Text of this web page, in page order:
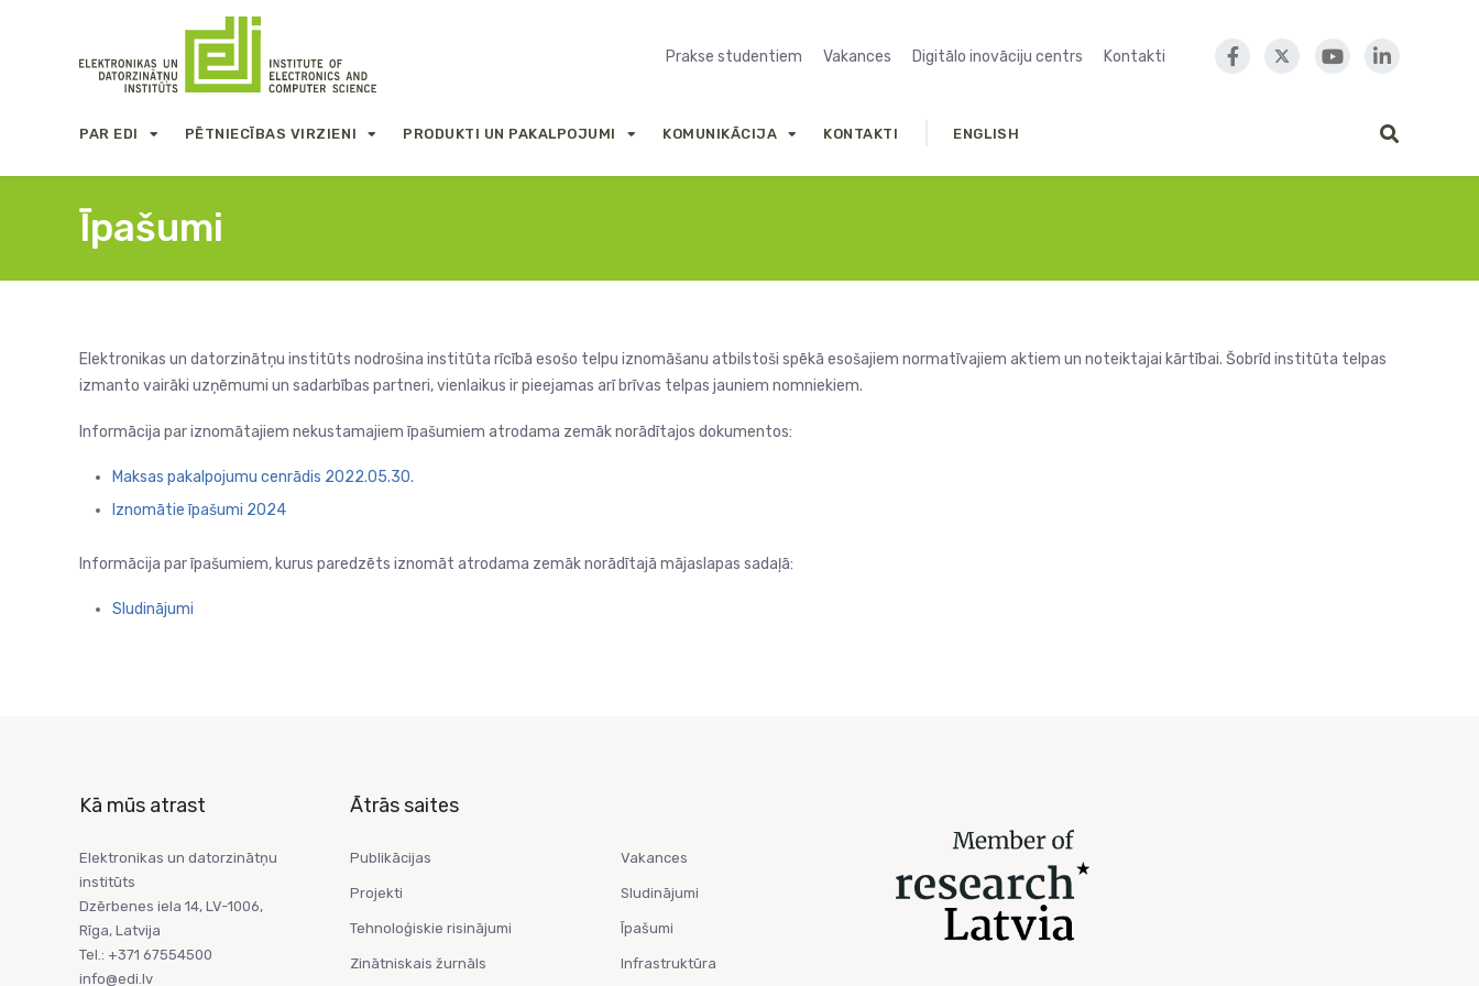
Prakse studentiem Vakances Digitālo inovāciju centrs Kontakti
PAR EDI PĒTNIECĪBAS VIRZIENI PRODUKTI UN PAKALPOJUMI KOMUNIKĀCIJA KONTAKTI ENGLISH
Īpašumi
Elektronikas un datorzinātņu institūts nodrošina institūta rīcībā esošo telpu iznomāšanu atbilstoši spēkā esošajiem normatīvajiem aktiem un noteiktajai kārtībai. Šobrīd institūta telpas
izmanto vairāki uzņēmumi un sadarbības partneri, vienlaikus ir pieejamas arī brīvas telpas jauniem nomniekiem.
Informācija par iznomātajiem nekustamajiem īpašumiem atrodama zemāk norādītajos dokumentos:
Maksas pakalpojumu cenrādis 2022.05.30.
Iznomātie īpašumi 2024
Informācija par īpašumiem, kurus paredzēts iznomāt atrodama zemāk norādītajā mājaslapas sadaļā:
Sludinājumi
Kā mūs atrast
Elektronikas un datorzinātņu
institūts
Dzērbenes iela 14, LV-1006,
Rīga, Latvija
Tel.: +371 67554500
info@edi.lv
Ātrās saites
Publikācijas
Projekti
Tehnoloģiskie risinājumi
Zinātniskais žurnāls
Vakances
Sludinājumi
Īpašumi
Infrastruktūra